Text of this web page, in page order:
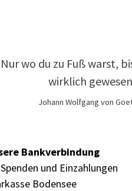
Nur wo du zu Fuß warst,
wirklich gewesen
Johann Wolfgang von
Bankverbindung
und Einzahlungen
Bodensee